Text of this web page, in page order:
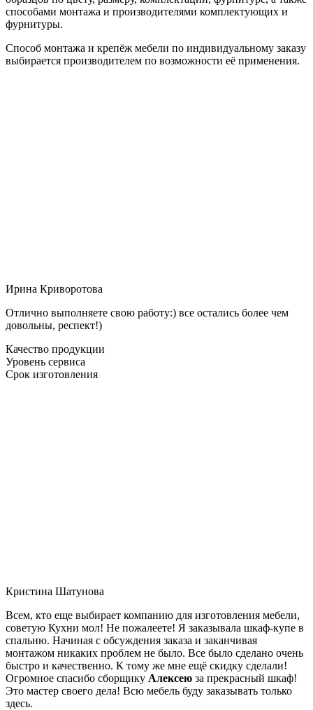
способами монтажа и производителями комплектующих и
фурнитуры.
Способ монтажа и крепёж мебели по индивидуальному заказу
выбирается производителем по возможности её применения.
Ирина Криворотова
Отлично выполняете свою работу:) все остались более чем
довольны, респект!)
Качество продукции
Уровень сервиса
Срок изготовления
Кристина Шатунова
Всем, кто еще выбирает компанию для изготовления мебели,
советую Кухни мол! Не пожалеете! Я заказывала шкаф-купе в
спальню. Начиная с обсуждения заказа и заканчивая
монтажом никаких проблем не было. Все было сделано очень
быстро и качественно. К тому же мне ещё скидку сделали!
Огромное спасибо сборщику Алексею за прекрасный шкаф!
Это мастер своего дела! Всю мебель буду заказывать только
здесь.